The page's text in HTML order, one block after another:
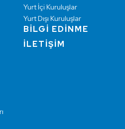
Yurt İçi Kuruluşlar
Yurt Dışı Kuruluşlar
BİLGİ EDİNME
İLETİŞİM